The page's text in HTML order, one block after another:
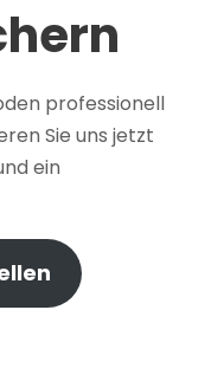
professionell
Sie uns jetzt
ein